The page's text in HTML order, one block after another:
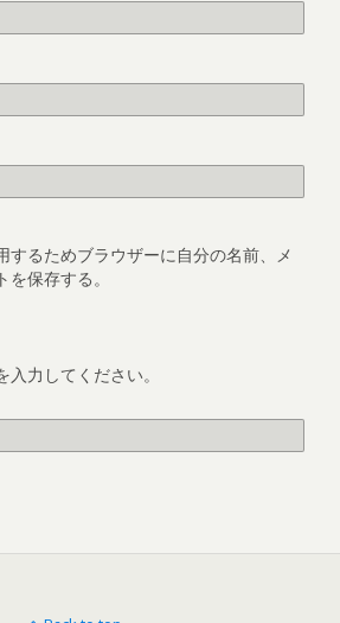
するためブラウザーに自分の名前、メ
保存する。
力してください。